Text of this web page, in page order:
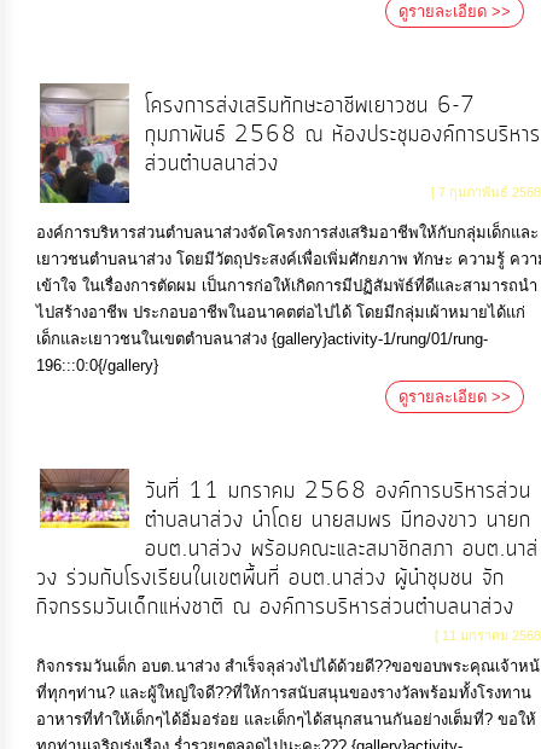
ดูรายละเอียด >>
โครงการส่งเสริมทักษะอาชีพเยาวชน 6-7
กุมภาพันธ์ 2568 ณ ห้องประชุมองค์การบริหาร
ส่วนตำบลนาส่วง
[ 7 กุมภาพันธ์
องค์การบริหารส่วนตำบลนาส่วงจัดโครงการส่งเสริมอาชีพให้กับกลุ่มเด็กและ
เยาวชนตำบลนาส่วง โดยมีวัตถุประสงค์เพื่อเพิ่มศักยภาพ ทักษะ ความรู้ คว
เข้าใจ ในเรื่องการตัดผม เป็นการก่อให้เกิดการมีปฏิสัมพัธ์ที่ดีและสามารถนำ
ไปสร้างอาชีพ ประกอบอาชีพในอนาคตต่อไปได้ โดยมีกลุ่มเผ้าหมายได้แก่
เด็กและเยาวชนในเขตตำบลนาส่วง {gallery}activity-1/rung/01/rung-
196:::0:0{/gallery}
ดูรายละเอียด >>
วันที่ 11 มกราคม 2568 องค์การบริหารส่วน
ตำบลนาส่วง นำโดย นายสมพร มีทองขาว นายก
อบต.นาส่วง พร้อมคณะและสมาชิกสภา อบต.นาส่
วง ร่วมกับโรงเรียนในเขตพื้นที่ อบต.นาส่วง ผู้นำชุมชน จัก
กิจกรรมวันเด็กแห่งชาติ ณ องค์การบริหารส่วนตำบลนาส่วง
[ 11 มกราคม
กิจกรรมวันเด็ก อบต.นาส่วง สำเร็จลุล่วงไปได้ด้วยดี??ขอขอบพระคุณเจ้าห
ที่ทุกๆท่าน? และผู้ใหญ่ใจดี??ที่ให้การสนับสนุนของรางวัลพร้อมทั้งโรงทาน
อาหารที่ทำให้เด็กๆได้อิ่มอร่อย และเด็กๆได้สนุกสนานกันอย่างเต็มที่? ขอให้